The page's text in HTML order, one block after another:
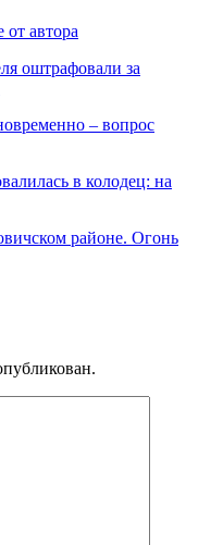
автора
оштрафовали за
– вопрос
в колодец: на
районе. Огонь